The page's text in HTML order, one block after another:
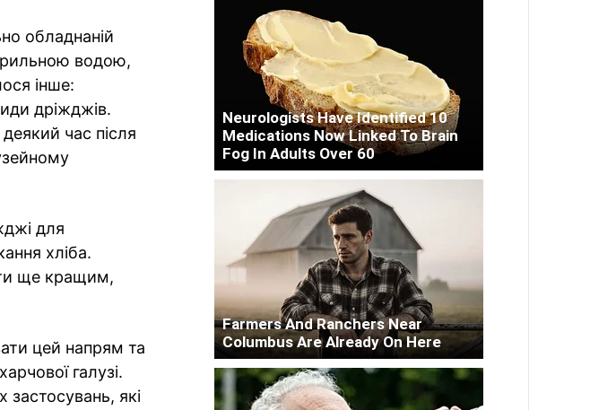
обладнаній
водою,
інше:
дріжджів.
час після
для
хліба.
ще кращим,
цей напрям та
галузі.
застосувань, які
Neurologists Have Identified 10
Medications Now Linked To Brain
Fog In Adults Over 60
Farmers And Ranchers Near
Columbus Are Already On Here